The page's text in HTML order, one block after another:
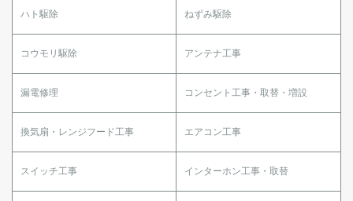
ハト駆除 ねずみ駆除
コウモリ駆除 アンテナ工事
漏電修理 コンセント工事・取替・増設
換気扇・レンジフード工事 エアコン工事
スイッチ工事 インターホン工事・取替